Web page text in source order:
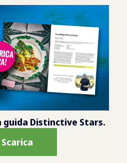
guida Distinctive Stars.
Scarica